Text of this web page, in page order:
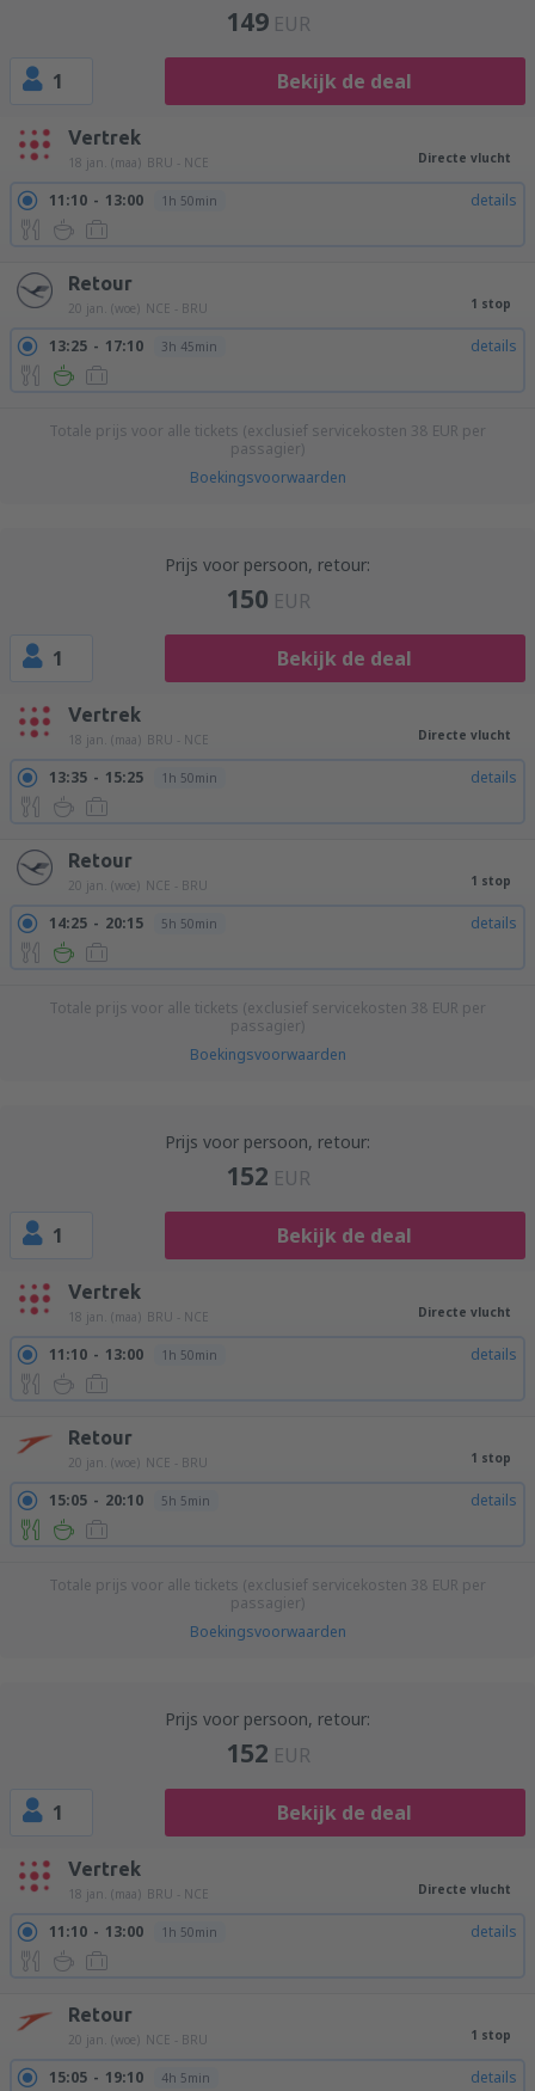
149 EUR
1 Bekijk de deal
Vertrek
18 jan. (maa) BRU - NCE Directe vlucht
11:10 13:00 1h 50min details
Retour
20 jan. (woe) NCE - BRU 1 stop
13:25 17:10 3h 45min details
Totale prijs voor alle tickets (exclusief servicekosten 38 EUR per
passagier)
Boekingsvoorwaarden
Prijs voor persoon, retour:
150 EUR
1 Bekijk de deal
Vertrek
18 jan. (maa) BRU - NCE Directe vlucht
13:35 15:25 1h 50min details
Retour
20 jan. (woe) NCE - BRU 1 stop
14:25 20:15 5h 50min details
Totale prijs voor alle tickets (exclusief servicekosten 38 EUR per
passagier)
Boekingsvoorwaarden
Prijs voor persoon, retour:
152 EUR
1 Bekijk de deal
Vertrek
18 jan. (maa) BRU - NCE Directe vlucht
11:10 13:00 1h 50min details
Retour
20 jan. (woe) NCE - BRU 1 stop
15:05 20:10 5h 5min details
Totale prijs voor alle tickets (exclusief servicekosten 38 EUR per
passagier)
Boekingsvoorwaarden
Prijs voor persoon, retour:
152 EUR
1 Bekijk de deal
Vertrek
18 jan. (maa) BRU - NCE Directe vlucht
11:10 13:00 1h 50min details
Retour
20 jan. (woe) NCE - BRU 1 stop
15:05 19:10 4h 5min details